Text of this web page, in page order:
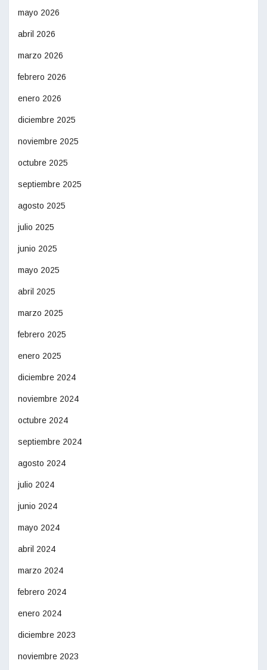
mayo 2026
abril 2026
marzo 2026
febrero 2026
enero 2026
diciembre 2025
noviembre 2025
octubre 2025
septiembre 2025
agosto 2025
julio 2025
junio 2025
mayo 2025
abril 2025
marzo 2025
febrero 2025
enero 2025
diciembre 2024
noviembre 2024
octubre 2024
septiembre 2024
agosto 2024
julio 2024
junio 2024
mayo 2024
abril 2024
marzo 2024
febrero 2024
enero 2024
diciembre 2023
noviembre 2023